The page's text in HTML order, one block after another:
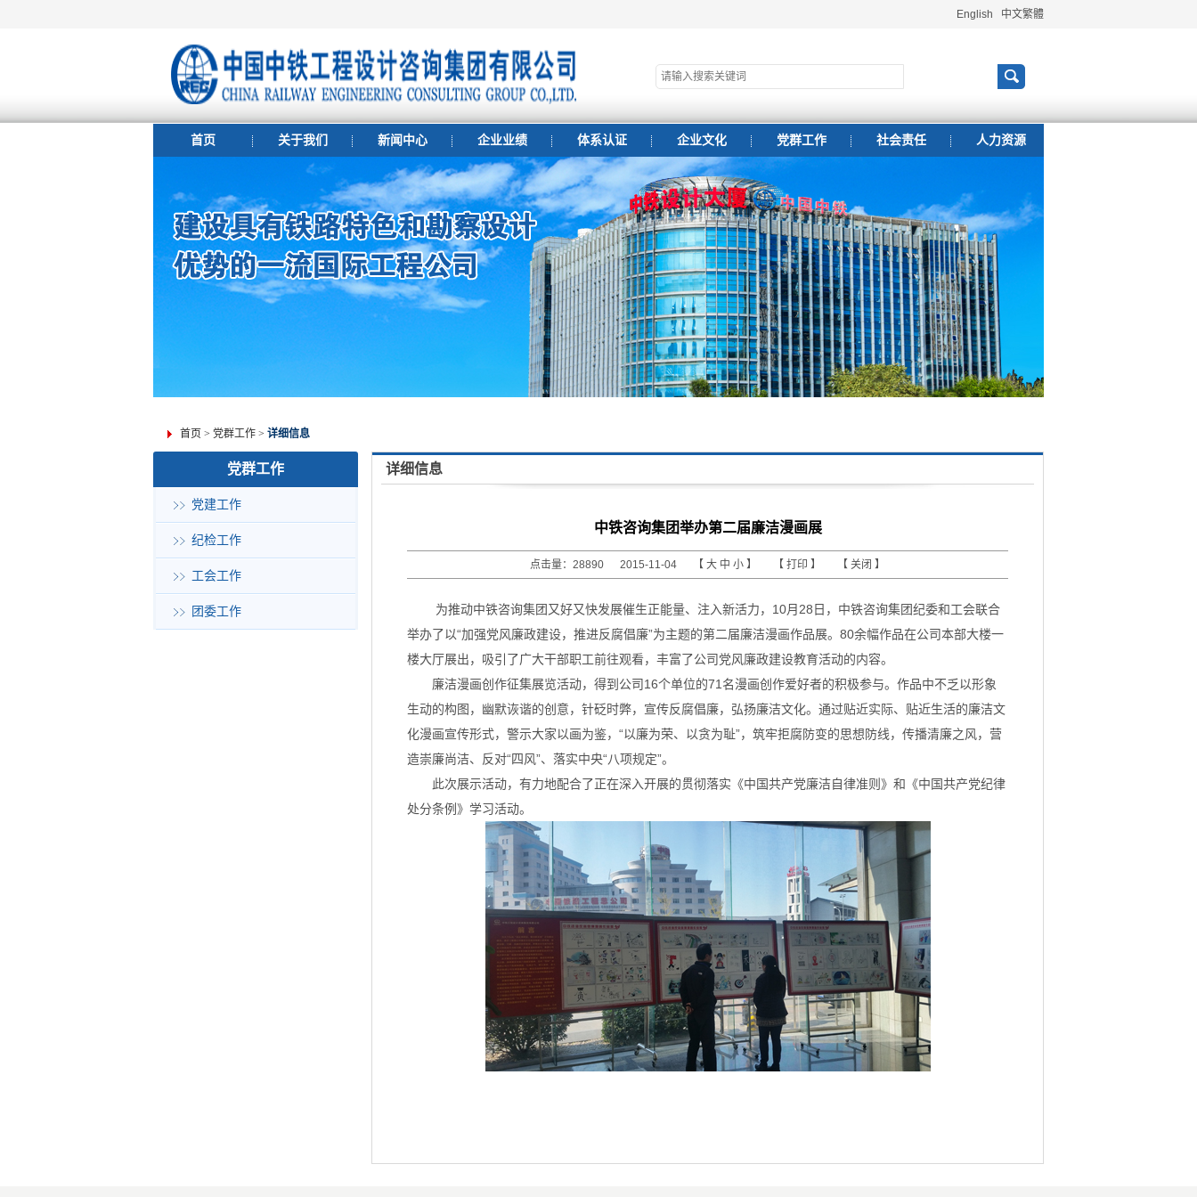
English 中文繁體
首页 关于我们 新闻中心 企业业绩 体系认证 企业文化 党群工作 社会责任 人力资源
首页 > 党群工作 > 详细信息
党群工作
党建工作
纪检工作
工会工作
团委工作
详细信息
中铁咨询集团举办第二届廉洁漫画展
点击量：28890 2015-11-04 【 大 中 小 】 【 打印 】 【 关闭 】
为推动中铁咨询集团又好又快发展催生正能量、注入新活力，10月28日，中铁咨询集团纪委和工会联合
举办了以“加强党风廉政建设，推进反腐倡廉”为主题的第二届廉洁漫画作品展。80余幅作品在公司本部大楼一
楼大厅展出，吸引了广大干部职工前往观看，丰富了公司党风廉政建设教育活动的内容。
廉洁漫画创作征集展览活动，得到公司16个单位的71名漫画创作爱好者的积极参与。作品中不乏以形象
生动的构图，幽默诙谐的创意，针砭时弊，宣传反腐倡廉，弘扬廉洁文化。通过贴近实际、贴近生活的廉洁文
化漫画宣传形式，警示大家以画为鉴，“以廉为荣、以贪为耻”，筑牢拒腐防变的思想防线，传播清廉之风，营
造崇廉尚洁、反对“四风”、落实中央“八项规定”。
此次展示活动，有力地配合了正在深入开展的贯彻落实《中国共产党廉洁自律准则》和《中国共产党纪律
处分条例》学习活动。